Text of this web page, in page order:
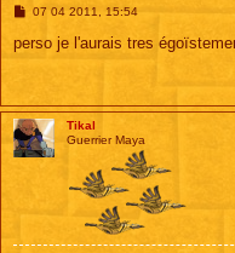
M
s
07 04 2011, 15:54
perso je l'aurais tres
Tikal
Guerrier Maya